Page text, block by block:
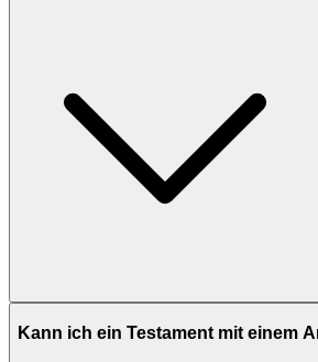
Kann ich ein Testament mit einem